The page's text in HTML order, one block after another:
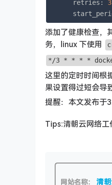
retries:
3
添加了健康检查，
务，linux 下使用
*/3 * * * *
这里的定时时间根
果设置得过短会导
提醒：本文发布于
Tips:清朝云网络工
网站名称： 清